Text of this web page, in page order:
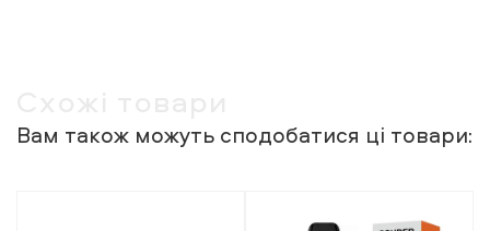
Вам також можуть сподобатися ці товари: